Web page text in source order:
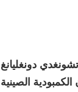
دونغليانغ